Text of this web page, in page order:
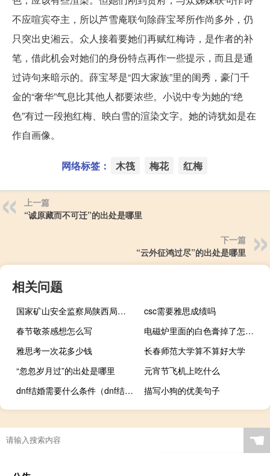
不应喧宾夺主，所以芦雪庵联句除薛宝琴所作尚多外，仍
只突出史湘云。众人接着要她们再赋红梅诗，是作者的补
笔，借此机会对她们的身份特点再作一些提示，而且是通
过诗句来暗示的。薛宝琴是“四大家族”里的闺秀，豪门千
金的“奢华”气息比其他人都要浓些。小说中专为她的“绝
色”有过一段抱红梅、映白雪的渲染文字。她的诗犹如是在
作自画像。
网络标签： 木筏 梅花 红梅
上一篇
“诚原藏而不可迁”的出处是哪里
下一篇
“云外征鸿过尽”的出处是哪里
相关问题
国家矿山安全监察局陕西局责令陕西永陇能源开发建设有限责任公司停产整顿
csc需要雅思成绩吗
春节敬茶感想怎么写
电磁炉里面的白色膏掉了怎么办
雅思考一次花多少钱
长春师范大学算不算好大学
“忽忽岁月过”的出处是哪里
元宵节飞机上吃什么
dnf结婚需要什么条件（dnf结婚需要条件介绍）
描写小狗的优美句子
☚